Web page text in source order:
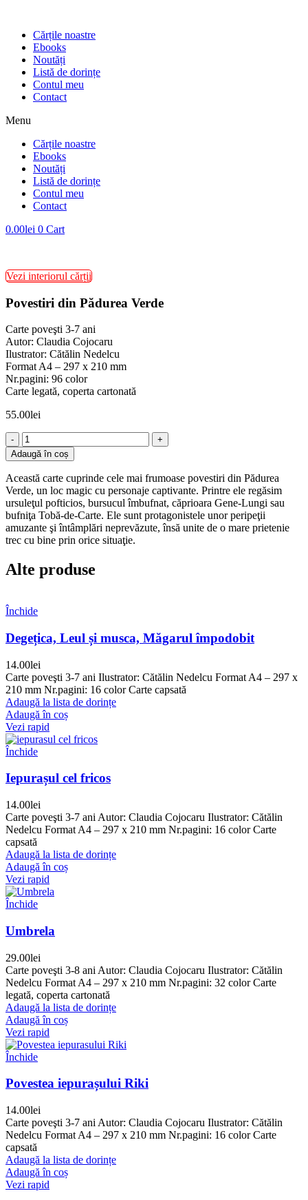
Cărțile noastre
Ebooks
Noutăți
Listă de dorințe
Contul meu
Contact
Menu
Cărțile noastre
Ebooks
Noutăți
Listă de dorințe
Contul meu
Contact
0.00lei 0 Cart
Vezi interiorul cărții
Povestiri din Pădurea Verde
Carte poveşti 3-7 ani
Autor: Claudia Cojocaru
Ilustrator: Cătălin Nedelcu
Format A4 – 297 x 210 mm
Nr.pagini: 96 color
Carte legată, coperta cartonată
55.00lei
Cantitate
Povestiri
din
Pădurea
Verde
Adaugă în coș
Această carte cuprinde cele mai frumoase povestiri din Pădurea
Verde, un loc magic cu personaje captivante. Printre ele regăsim
ursuleţul pofticios, bursucul îmbufnat, căprioara Gene-Lungi sau
bufniţa Tobă-de-Carte. Ele sunt protagonistele unor peripeţii
amuzante şi întâmplări neprevăzute, însă unite de o mare prietenie
trec cu bine prin orice situaţie.
Alte produse
Închide
Degețica, Leul și musca, Măgarul împodobit
14.00lei
Carte poveşti 3-7 ani Ilustrator: Cătălin Nedelcu Format A4 – 297 x
210 mm Nr.pagini: 16 color Carte capsată
Adaugă la lista de dorințe
Adaugă în coș
Vezi rapid
Închide
Iepurașul cel fricos
14.00lei
Carte poveşti 3-7 ani Autor: Claudia Cojocaru Ilustrator: Cătălin
Nedelcu Format A4 – 297 x 210 mm Nr.pagini: 16 color Carte
capsată
Adaugă la lista de dorințe
Adaugă în coș
Vezi rapid
Închide
Umbrela
29.00lei
Carte poveşti 3-8 ani Autor: Claudia Cojocaru Ilustrator: Cătălin
Nedelcu Format A4 – 297 x 210 mm Nr.pagini: 32 color Carte
legată, coperta cartonată
Adaugă la lista de dorințe
Adaugă în coș
Vezi rapid
Închide
Povestea iepurașului Riki
14.00lei
Carte poveşti 3-7 ani Autor: Claudia Cojocaru Ilustrator: Cătălin
Nedelcu Format A4 – 297 x 210 mm Nr.pagini: 16 color Carte
capsată
Adaugă la lista de dorințe
Adaugă în coș
Vezi rapid